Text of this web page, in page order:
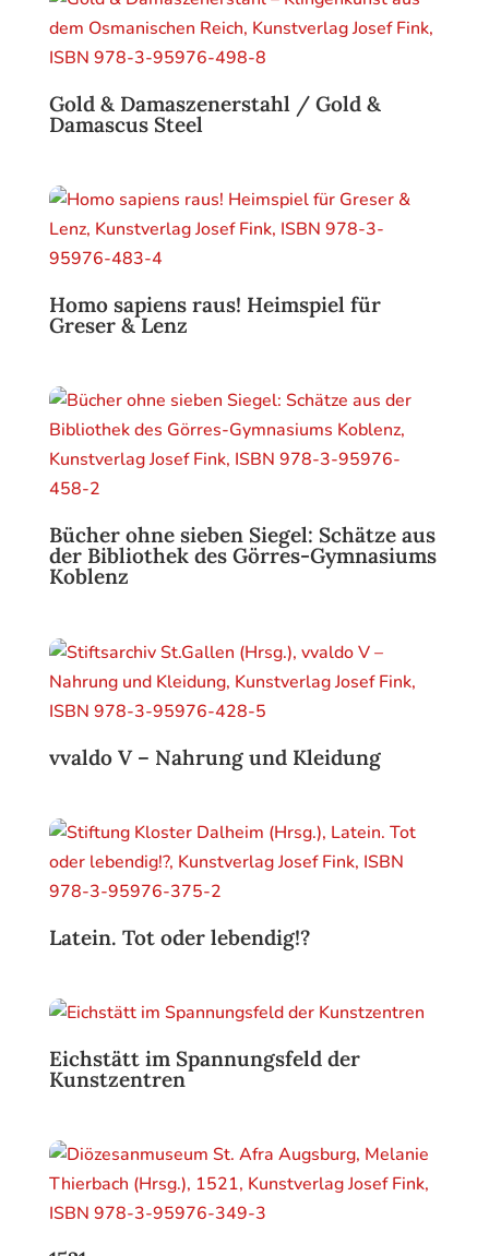
Gold & Damaszenerstahl / Gold &
Damascus Steel
Homo sapiens raus! Heimspiel für
Greser & Lenz
Bücher ohne sieben Siegel: Schätze aus
der Bibliothek des Görres-Gymnasiums
Koblenz
vvaldo V – Nahrung und Kleidung
Latein. Tot oder lebendig!?
Eichstätt im Spannungsfeld der
Kunstzentren